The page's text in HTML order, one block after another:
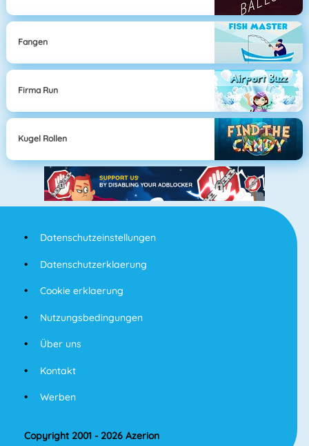
Fangen
Firma Run
Kugel Rollen
Datenschutzeinstellungen
Datenschutzerklaerung
Cookie erklaerung
Nutzungsbedingungen
Über uns
Kontakt
Werben
Copyright 2001 - 2026 Azerion